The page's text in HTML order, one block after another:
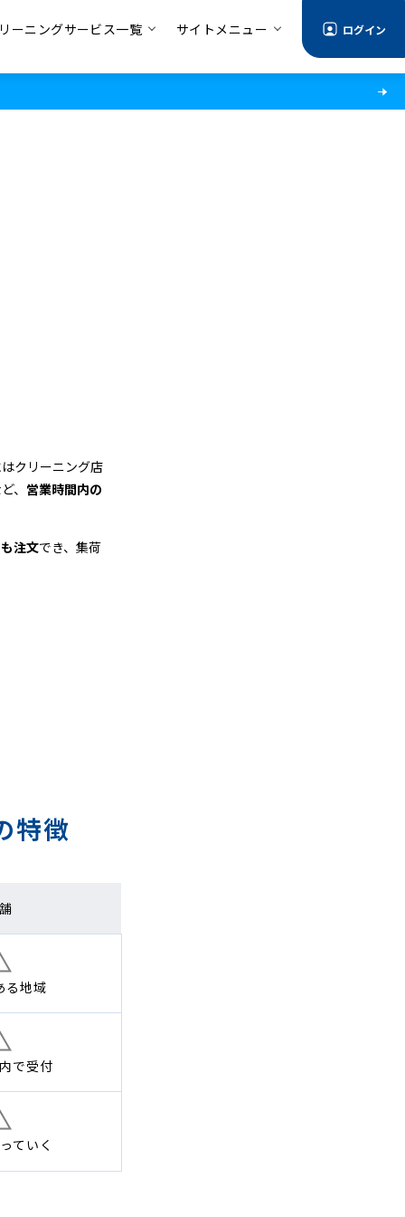
ーニングサービス一覧 サイトメニュー ログイン
クリーニング店
、 営業時間内の
注文でき、集荷
特徴
る地域
で受付
ていく